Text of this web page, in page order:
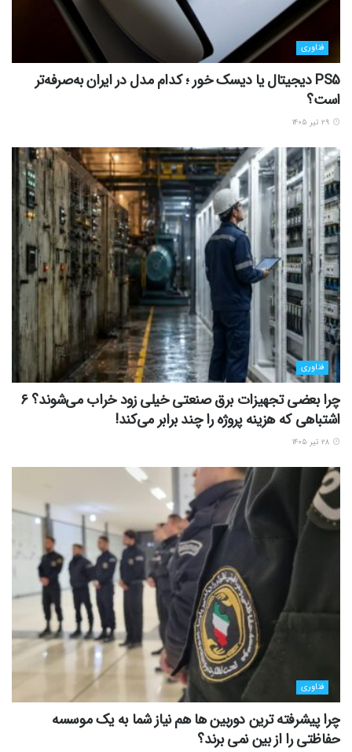
فناوری
PS5 دیجیتال یا دیسک خور ؛ کدام مدل در ایران به‌صرفه‌تر
است؟
فناوری
چرا بعضی تجهیزات برق صنعتی خیلی زود خراب می‌شوند؟ ۶
اشتباهی که هزینه پروژه را چند برابر می‌کند!
فناوری
چرا پیشرفته ترین دوربین ها هم نیاز شما به یک موسسه
حفاظتی را از بین نمی برند؟